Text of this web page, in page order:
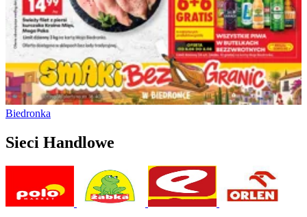
Biedronka
Sieci Handlowe